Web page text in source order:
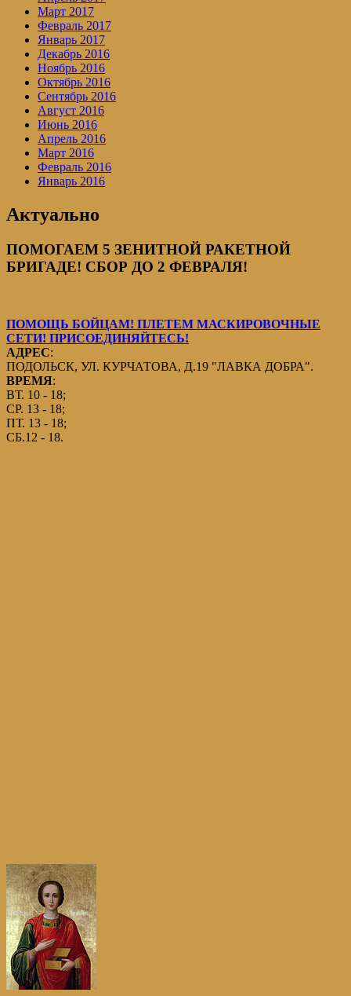
Март 2017
Февраль 2017
Январь 2017
Декабрь 2016
Ноябрь 2016
Октябрь 2016
Сентябрь 2016
Август 2016
Июнь 2016
Апрель 2016
Март 2016
Февраль 2016
Январь 2016
Актуально
ПОМОГАЕМ 5 ЗЕНИТНОЙ РАКЕТНОЙ
БРИГАДЕ! СБОР ДО 2 ФЕВРАЛЯ!
ПОМОЩЬ БОЙЦАМ! ПЛЕТЕМ МАСКИРОВОЧНЫЕ
СЕТИ! ПРИСОЕДИНЯЙТЕСЬ!
АДРЕС:
ПОДОЛЬСК, УЛ. КУРЧАТОВА, Д.19 "ЛАВКА ДОБРА".
ВРЕМЯ:
ВТ. 10 - 18;
СР. 13 - 18;
ПТ. 13 - 18;
СБ.12 - 18.